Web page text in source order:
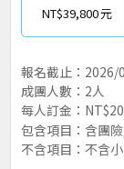
NT$39,800
報名截止：2026/
成團人數：2人
每人訂金：
包含項目：含團
不含項目：不含